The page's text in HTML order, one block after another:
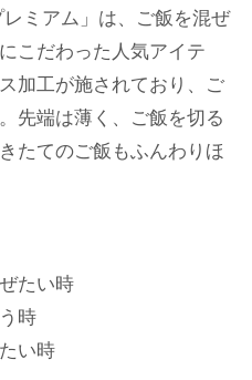
ミアム」は、ご飯を混ぜ
だわった人気アイテ
加工が施されており、ご
先端は薄く、ご飯を切る
たてのご飯もふんわりほ
たい時
時
い時